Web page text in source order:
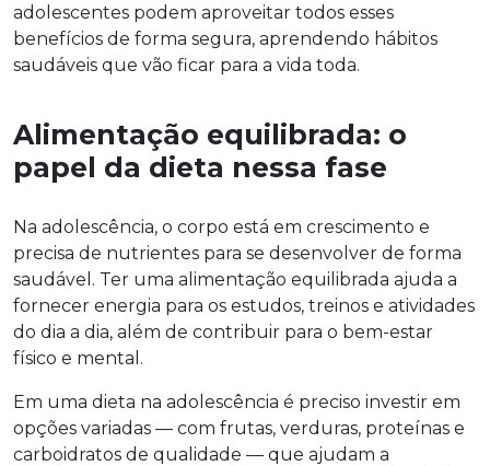
adolescentes podem aproveitar todos esses
benefícios de forma segura, aprendendo hábitos
saudáveis que vão ficar para a vida toda.
Alimentação equilibrada: o
papel da dieta nessa fase
Na adolescência, o corpo está em crescimento e
precisa de nutrientes para se desenvolver de forma
saudável. Ter uma alimentação equilibrada ajuda a
fornecer energia para os estudos, treinos e atividades
do dia a dia, além de contribuir para o bem-estar
físico e mental.
Em uma dieta na adolescência é preciso investir em
opções variadas — com frutas, verduras, proteínas e
carboidratos de qualidade — que ajudam a